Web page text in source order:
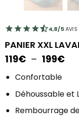
4,8/5AVIS
PANIER XXL
119€ – 199€
à
Confortable
Déhoussable et
Rembourrage